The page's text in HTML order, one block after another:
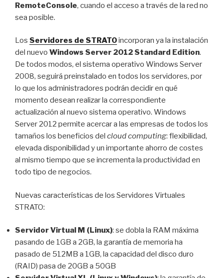
RemoteConsole, cuando el acceso a través de la red no
sea posible.
Los Servidores de STRATOincorporan ya la instalación
del nuevo Windows Server 2012 Standard Edition.
De todos modos, el sistema operativo Windows Server
2008, seguirá preinstalado en todos los servidores, por
lo que los administradores podrán decidir en qué
momento desean realizar la correspondiente
actualización al nuevo sistema operativo. Windows
Server 2012 permite acercar a las empresas de todos los
tamaños los beneficios del cloud computing: flexibilidad,
elevada disponibilidad y un importante ahorro de costes
al mismo tiempo que se incrementa la productividad en
todo tipo de negocios.
Nuevas características de los Servidores Virtuales
STRATO:
Servidor Virtual M (Linux): se dobla la RAM máxima
pasando de 1GB a 2GB, la garantía de memoria ha
pasado de 512MB a 1GB, la capacidad del disco duro
(RAID) pasa de 20GB a 50GB